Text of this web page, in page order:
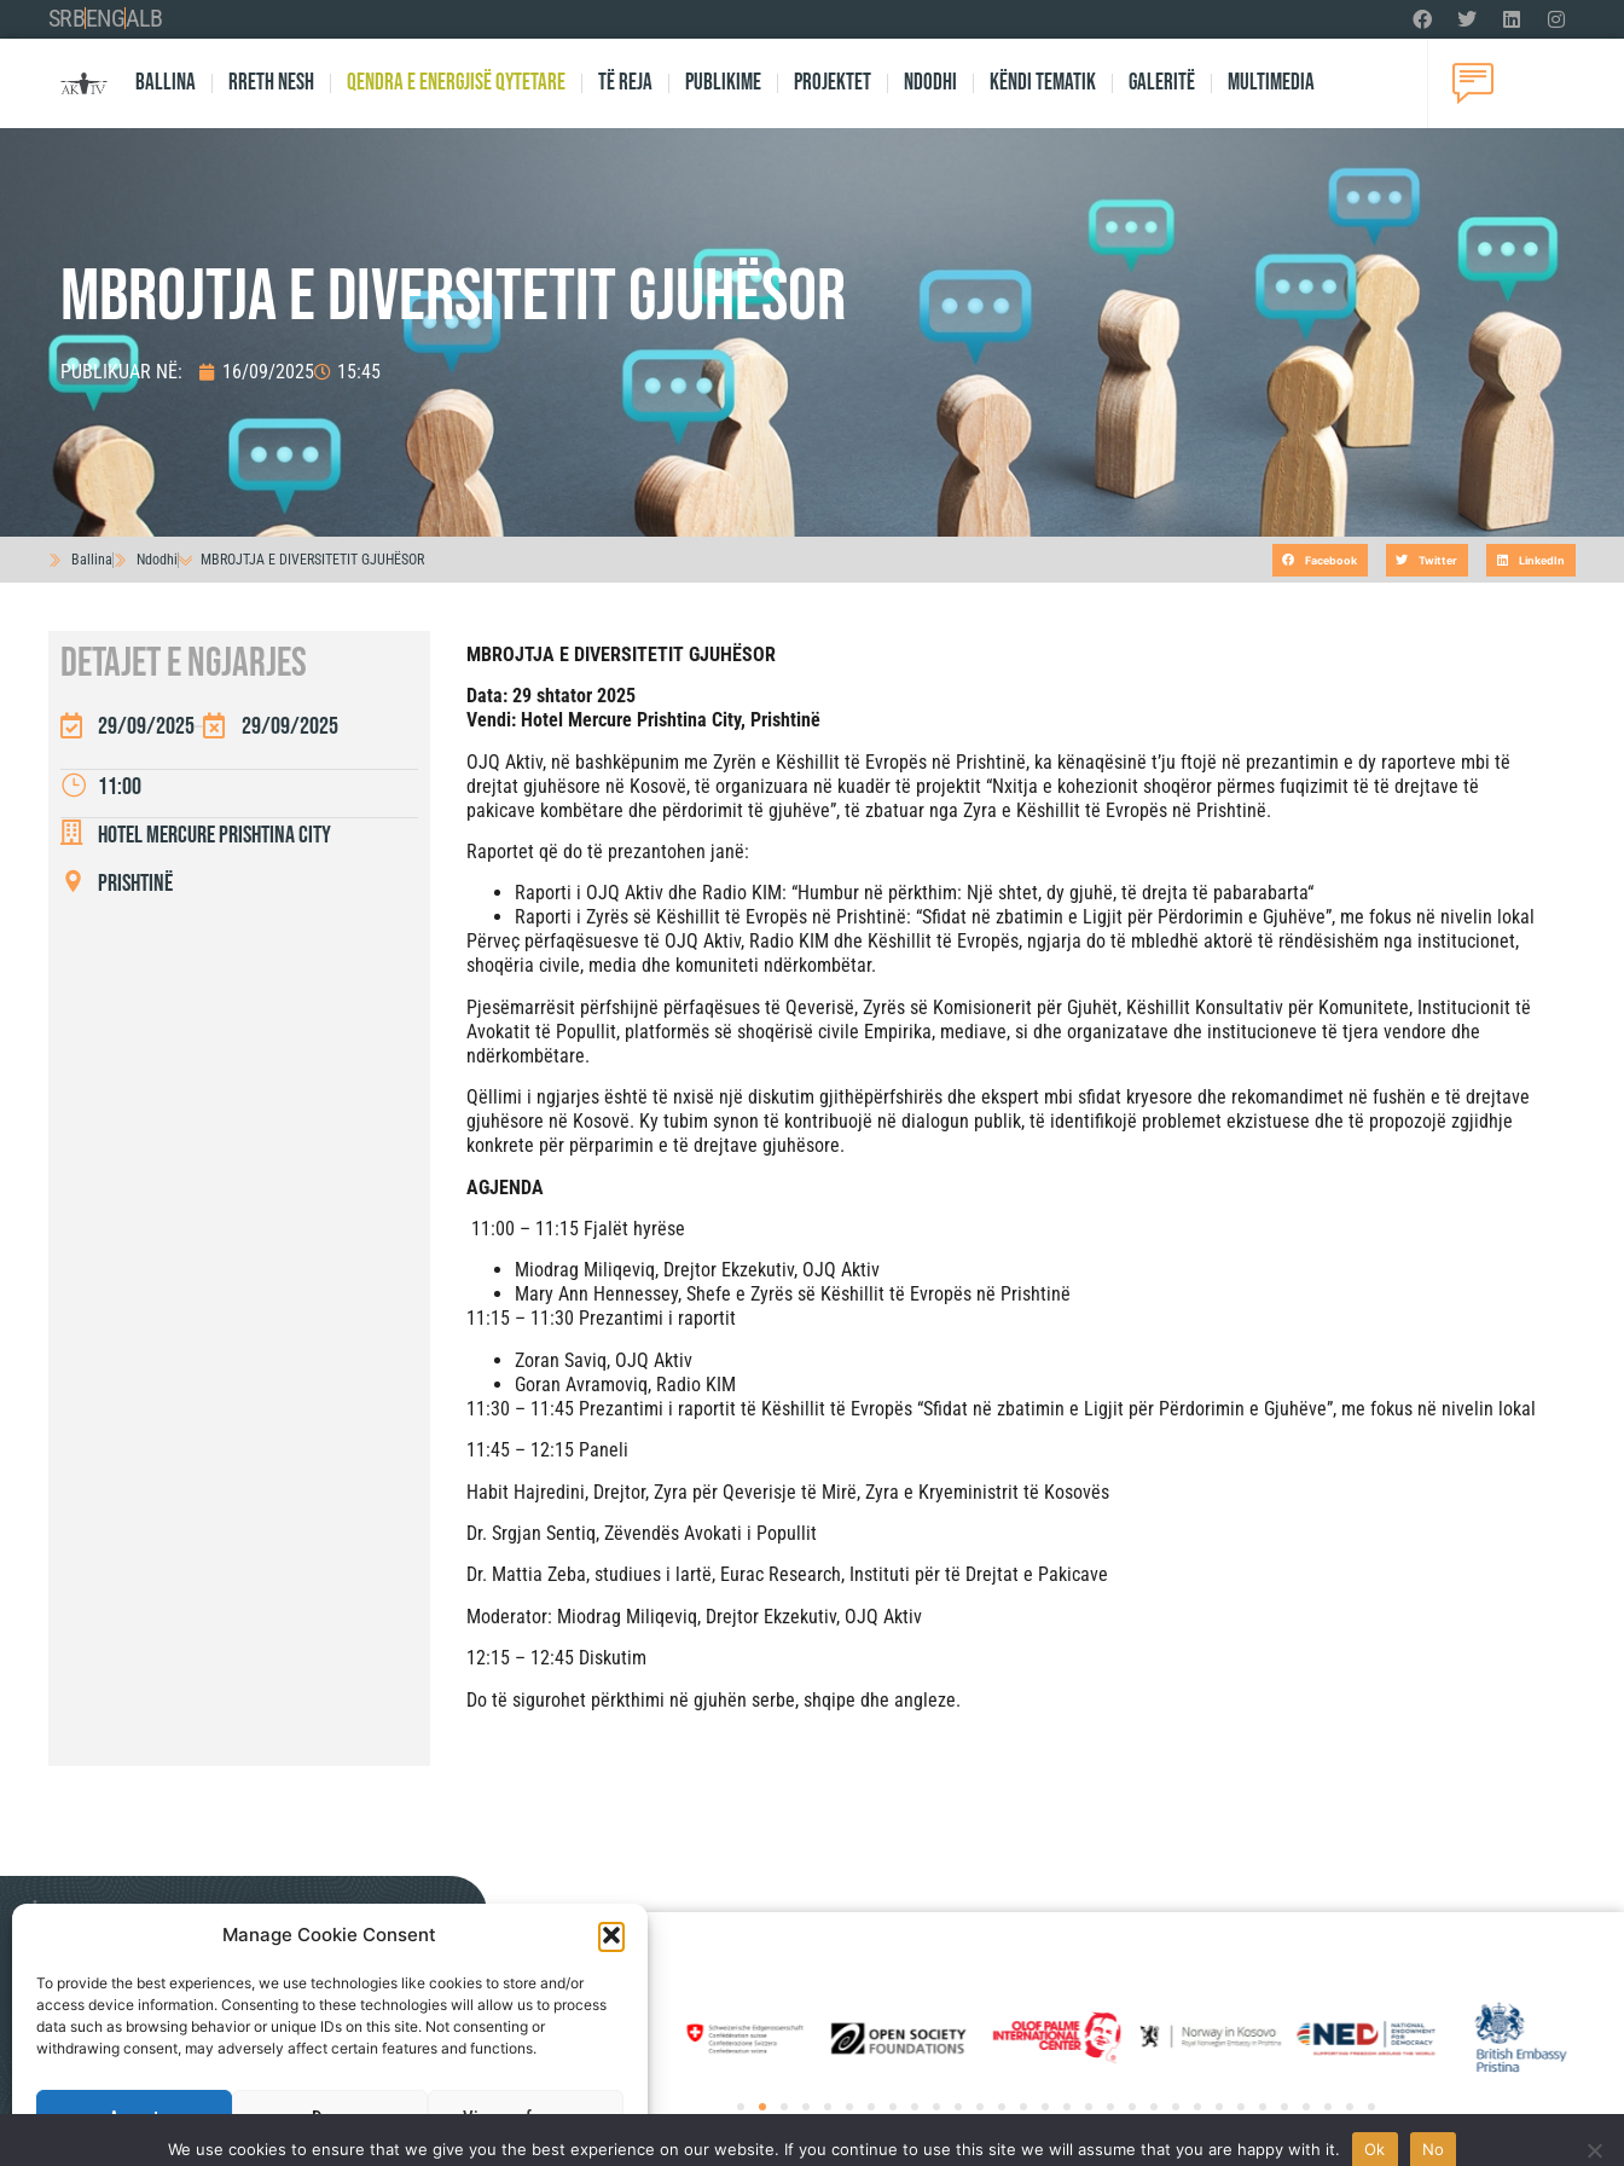
Manage Cookie Consent
To provide the best experiences, we use technologies like cookies to store and/or
access device information. Consenting to these technologies will allow us to process
data such as browsing behavior or unique IDs on this site. Not consenting or
withdrawing consent, may adversely affect certain features and functions.
Accept Deny View preferences
SRBENGALB
Ballina Rreth nesh Qendra e Energjisë Qytetare Të reja Publikime Projektet Ndodhi Këndi Tematik Galeritë Multimedia
MBROJTJA E DIVERSITETIT GJUHËSOR
PUBLIKUAR NË: 16/09/2025 15:45
Ballina Ndodhi MBROJTJA E DIVERSITETIT GJUHËSOR Facebook Twitter LinkedIn
DETAJET E NGJARJES
29/09/2025 29/09/2025
11:00
Hotel Mercure Prishtina City
Prishtinë
MBROJTJA E DIVERSITETIT GJUHËSOR
Data: 29 shtator 2025
Vendi: Hotel Mercure Prishtina City, Prishtinë
OJQ Aktiv, në bashkëpunim me Zyrën e Këshillit të Evropës në Prishtinë, ka kënaqësinë t’ju ftojë në prezantimin e dy raporteve mbi të
drejtat gjuhësore në Kosovë, të organizuara në kuadër të projektit “Nxitja e kohezionit shoqëror përmes fuqizimit të të drejtave të
pakicave kombëtare dhe përdorimit të gjuhëve”, të zbatuar nga Zyra e Këshillit të Evropës në Prishtinë.
Raportet që do të prezantohen janë:
Raporti i OJQ Aktiv dhe Radio KIM: “Humbur në përkthim: Një shtet, dy gjuhë, të drejta të pabarabarta“
Raporti i Zyrës së Këshillit të Evropës në Prishtinë: “Sfidat në zbatimin e Ligjit për Përdorimin e Gjuhëve”, me fokus në nivelin lokal
Përveç përfaqësuesve të OJQ Aktiv, Radio KIM dhe Këshillit të Evropës, ngjarja do të mbledhë aktorë të rëndësishëm nga institucionet,
shoqëria civile, media dhe komuniteti ndërkombëtar.
Pjesëmarrësit përfshijnë përfaqësues të Qeverisë, Zyrës së Komisionerit për Gjuhët, Këshillit Konsultativ për Komunitete, Institucionit të
Avokatit të Popullit, platformës së shoqërisë civile Empirika, mediave, si dhe organizatave dhe institucioneve të tjera vendore dhe
ndërkombëtare.
Qëllimi i ngjarjes është të nxisë një diskutim gjithëpërfshirës dhe ekspert mbi sfidat kryesore dhe rekomandimet në fushën e të drejtave
gjuhësore në Kosovë. Ky tubim synon të kontribuojë në dialogun publik, të identifikojë problemet ekzistuese dhe të propozojë zgjidhje
konkrete për përparimin e të drejtave gjuhësore.
AGJENDA
11:00 – 11:15 Fjalët hyrëse
Miodrag Miliqeviq, Drejtor Ekzekutiv, OJQ Aktiv
Mary Ann Hennessey, Shefe e Zyrës së Këshillit të Evropës në Prishtinë
11:15 – 11:30 Prezantimi i raportit
Zoran Saviq, OJQ Aktiv
Goran Avramoviq, Radio KIM
11:30 – 11:45 Prezantimi i raportit të Këshillit të Evropës “Sfidat në zbatimin e Ligjit për Përdorimin e Gjuhëve”, me fokus në nivelin lokal
11:45 – 12:15 Paneli
Habit Hajredini, Drejtor, Zyra për Qeverisje të Mirë, Zyra e Kryeministrit të Kosovës
Dr. Srgjan Sentiq, Zëvendës Avokati i Popullit
Dr. Mattia Zeba, studiues i lartë, Eurac Research, Instituti për të Drejtat e Pakicave
Moderator: Miodrag Miliqeviq, Drejtor Ekzekutiv, OJQ Aktiv
12:15 – 12:45 Diskutim
Do të sigurohet përkthimi në gjuhën serbe, shqipe dhe angleze.
NGO AKTIV SEVERNA MITROVICA
Kralja Petra I, 183a, Severna Mitrovica
office@ngoaktiv.org
Politika PrivatnostiKontaktirajte nas All rights reserved © NGO Aktiv 2022 | Designed by L’Atelier
We use cookies to ensure that we give you the best experience on our website. If you continue to use this site we will assume that you are happy with it. Ok No